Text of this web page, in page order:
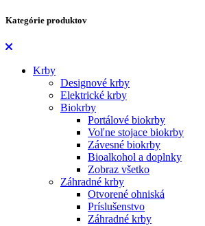
Kategórie produktov
Krby
Designové krby
Elektrické krby
Biokrby
Portálové biokrby
Voľne stojace biokrby
Závesné biokrby
Bioalkohol a doplnky
Zobraz všetko
Záhradné krby
Otvorené ohniská
Príslušenstvo
Záhradné krby